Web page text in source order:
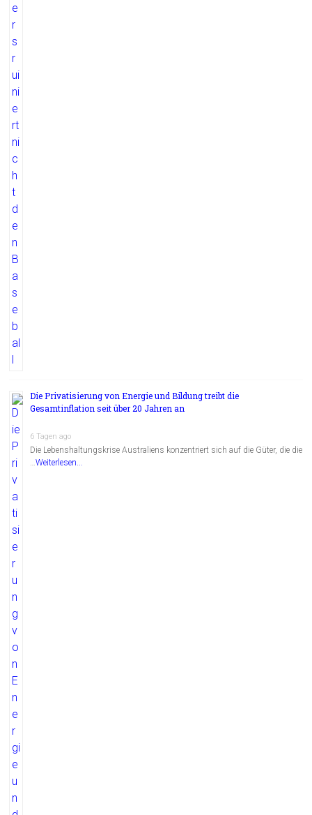
Die Privatisierung von Energie und Bildung treibt die
Gesamtinflation seit über 20 Jahren an
6 Tagen ago
Die Lebenshaltungskrise Australiens konzentriert sich auf die Güter, die die
…Weiterlesen...